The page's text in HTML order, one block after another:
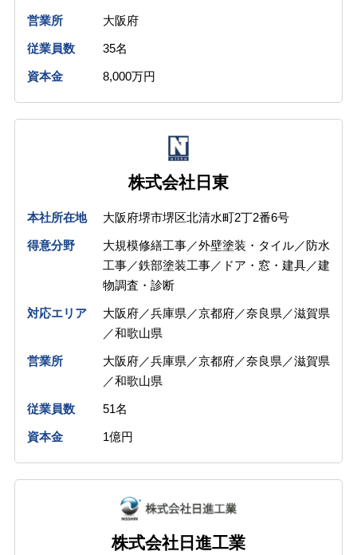
営業所 大阪府
従業員数 35名
資本金 8,000万円
株式会社日東
本社所在地 大阪府堺市堺区北清水町2丁2番6号
得意分野
大規模修繕工事／外壁塗装・タイル／防水
工事／鉄部塗装工事／ドア・窓・建具／建
物調査・診断
対応エリア
大阪府／兵庫県／京都府／奈良県／滋賀県
／和歌山県
営業所
大阪府／兵庫県／京都府／奈良県／滋賀県
／和歌山県
従業員数 51名
資本金 1億円
株式会社日進工業